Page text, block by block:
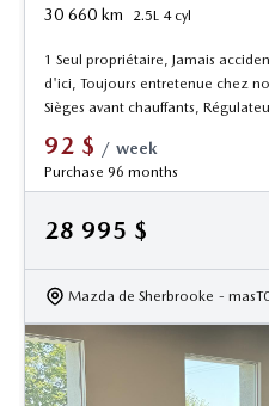
30 660 km 2.5L 4 cyl
1 Seul propriétaire, Jamais
d'ici, Toujours entretenue chez
Sièges avant chauffants,
92 $ / week
Purchase 96 months
28 995 $
Mazda de Sherbrooke -